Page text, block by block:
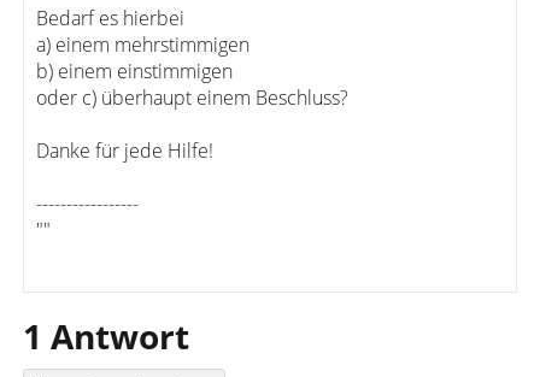
Bedarf es hierbei
a) einem mehrstimmigen
b) einem einstimmigen
oder c) überhaupt einem Beschluss?
Danke für jede Hilfe!
-----------------
""
1 Antwort